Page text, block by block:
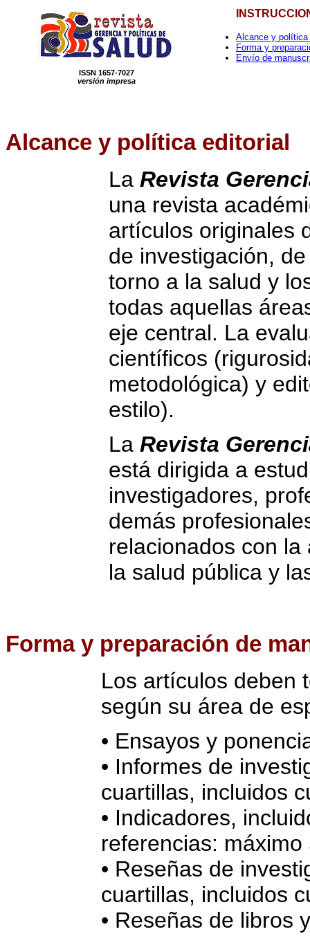
ISSN 1657-7027
versión impresa
Alcance y política
Forma y
Envío de
Alcance y política editorial
La Revista
una revista
artículos originales
de investigación,
torno a la salud y
todas aquellas
eje central. La
científicos
metodológica) y
estilo).
La Revista
está dirigida a
investigadores,
demás
relacionados con
la salud pública y
Formay preparación de
Los artículos deben
según su área de
• Ensayos y
• Informes de
cuartillas, incluidos
• Indicadores,
referencias: máximo
• Reseñas de
cuartillas, incluidos
• Reseñas de libros